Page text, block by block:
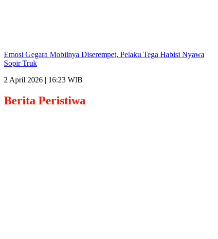
Emosi Gegara Mobilnya Diserempet, Pelaku Tega Habisi Nyawa
Sopir Truk
2 April 2026 | 16:23 WIB
Berita Peristiwa